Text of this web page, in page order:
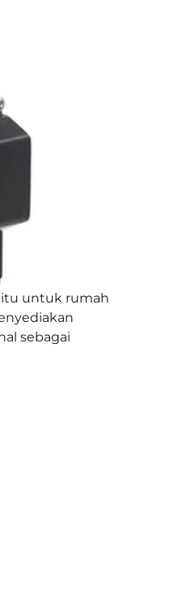
itu untuk rumah
sebagai